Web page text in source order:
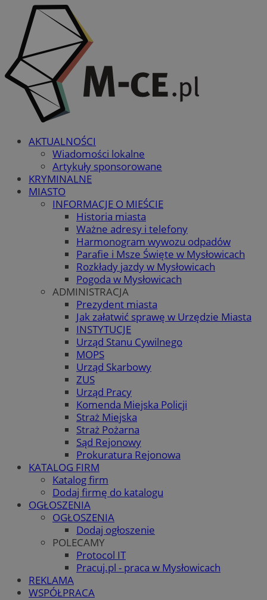
AKTUALNOŚCI
Wiadomości lokalne
Artykuły sponsorowane
KRYMINALNE
MIASTO
INFORMACJE O MIEŚCIE
Historia miasta
Ważne adresy i telefony
Harmonogram wywozu odpadów
Parafie i Msze Święte w Mysłowicach
Rozkłady jazdy w Mysłowicach
Pogoda w Mysłowicach
ADMINISTRACJA
Prezydent miasta
Jak załatwić sprawę w Urzędzie Miasta
INSTYTUCJE
Urząd Stanu Cywilnego
MOPS
Urząd Skarbowy
ZUS
Urząd Pracy
Komenda Miejska Policji
Straż Miejska
Straż Pożarna
Sąd Rejonowy
Prokuratura Rejonowa
KATALOG FIRM
Katalog firm
Dodaj firmę do katalogu
OGŁOSZENIA
OGŁOSZENIA
Dodaj ogłoszenie
POLECAMY
Protocol IT
Pracuj.pl - praca w Mysłowicach
REKLAMA
WSPÓŁPRACA